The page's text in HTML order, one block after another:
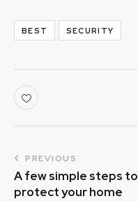
BEST SECURITY
PREVIOUS
A few simple steps to
protect your home